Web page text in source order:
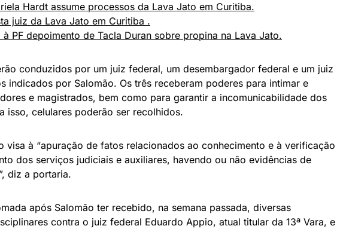
Hardt assume processos da Lava Jato em Curitiba.
juiz da Lava Jato em Curitiba .
à PF depoimento de Tacla Duran sobre propina na Lava Jato.
conduzidos por um juiz federal, um desembargador federal e um juiz
indicados por Salomão. Os três receberam poderes para intimar e
e magistrados, bem como para garantir a incomunicabilidade dos
isso, celulares poderão ser recolhidos.
visa à “apuração de fatos relacionados ao conhecimento e à verificação
dos serviços judiciais e auxiliares, havendo ou não evidências de
diz a portaria.
após Salomão ter recebido, na semana passada, diversas
contra o juiz federal Eduardo Appio, atual titular da 13ª Vara, e